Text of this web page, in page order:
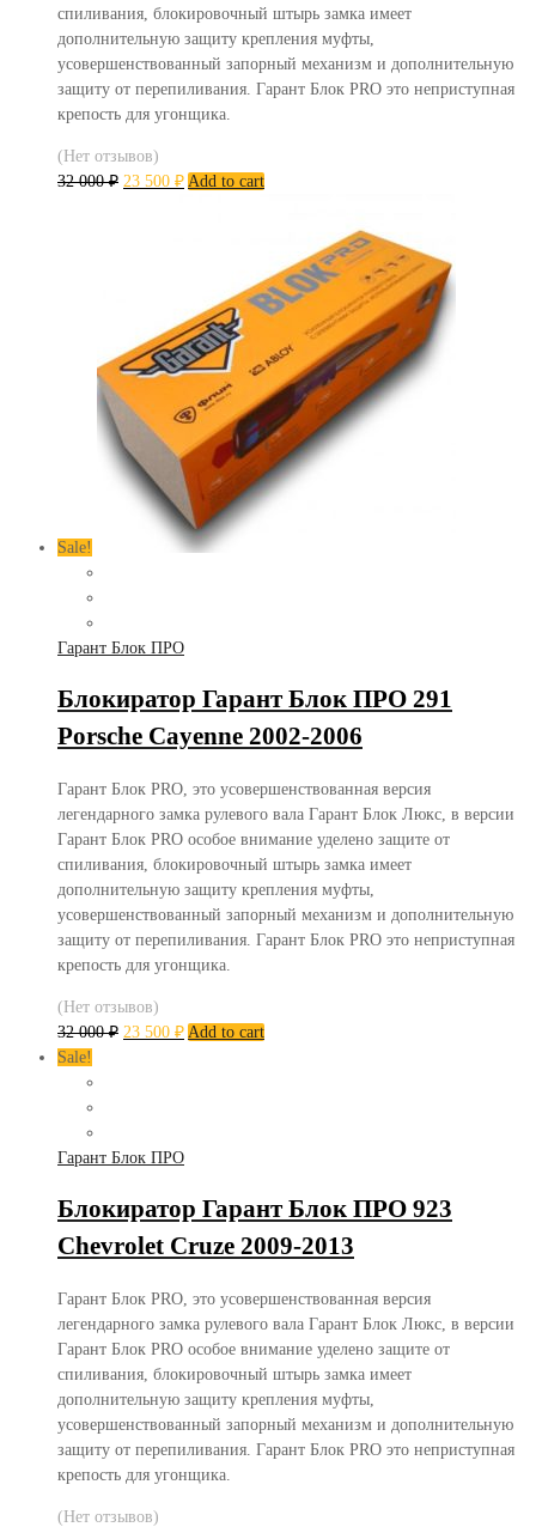
спиливания, блокировочный штырь замка имеет
дополнительную защиту крепления муфты,
усовершенствованный запорный механизм и дополнительную
защиту от перепиливания. Гарант Блок PRO это неприступная
крепость для угонщика.
(Нет отзывов)
32 000₽ 23 500 ₽ Add to cart
Sale!
Гарант Блок ПРО
Блокиратор Гарант Блок ПРО 291
Porsche Cayenne 2002-2006
Гарант Блок PRO, это усовершенствованная версия
легендарного замка рулевого вала Гарант Блок Люкс, в версии
Гарант Блок PRO особое внимание уделено защите от
спиливания, блокировочный штырь замка имеет
дополнительную защиту крепления муфты,
усовершенствованный запорный механизм и дополнительную
защиту от перепиливания. Гарант Блок PRO это неприступная
крепость для угонщика.
(Нет отзывов)
32 000₽ 23 500 ₽ Add to cart
Sale!
Гарант Блок ПРО
Блокиратор Гарант Блок ПРО 923
Chevrolet Cruze 2009-2013
Гарант Блок PRO, это усовершенствованная версия
легендарного замка рулевого вала Гарант Блок Люкс, в версии
Гарант Блок PRO особое внимание уделено защите от
спиливания, блокировочный штырь замка имеет
дополнительную защиту крепления муфты,
усовершенствованный запорный механизм и дополнительную
защиту от перепиливания. Гарант Блок PRO это неприступная
крепость для угонщика.
(Нет отзывов)